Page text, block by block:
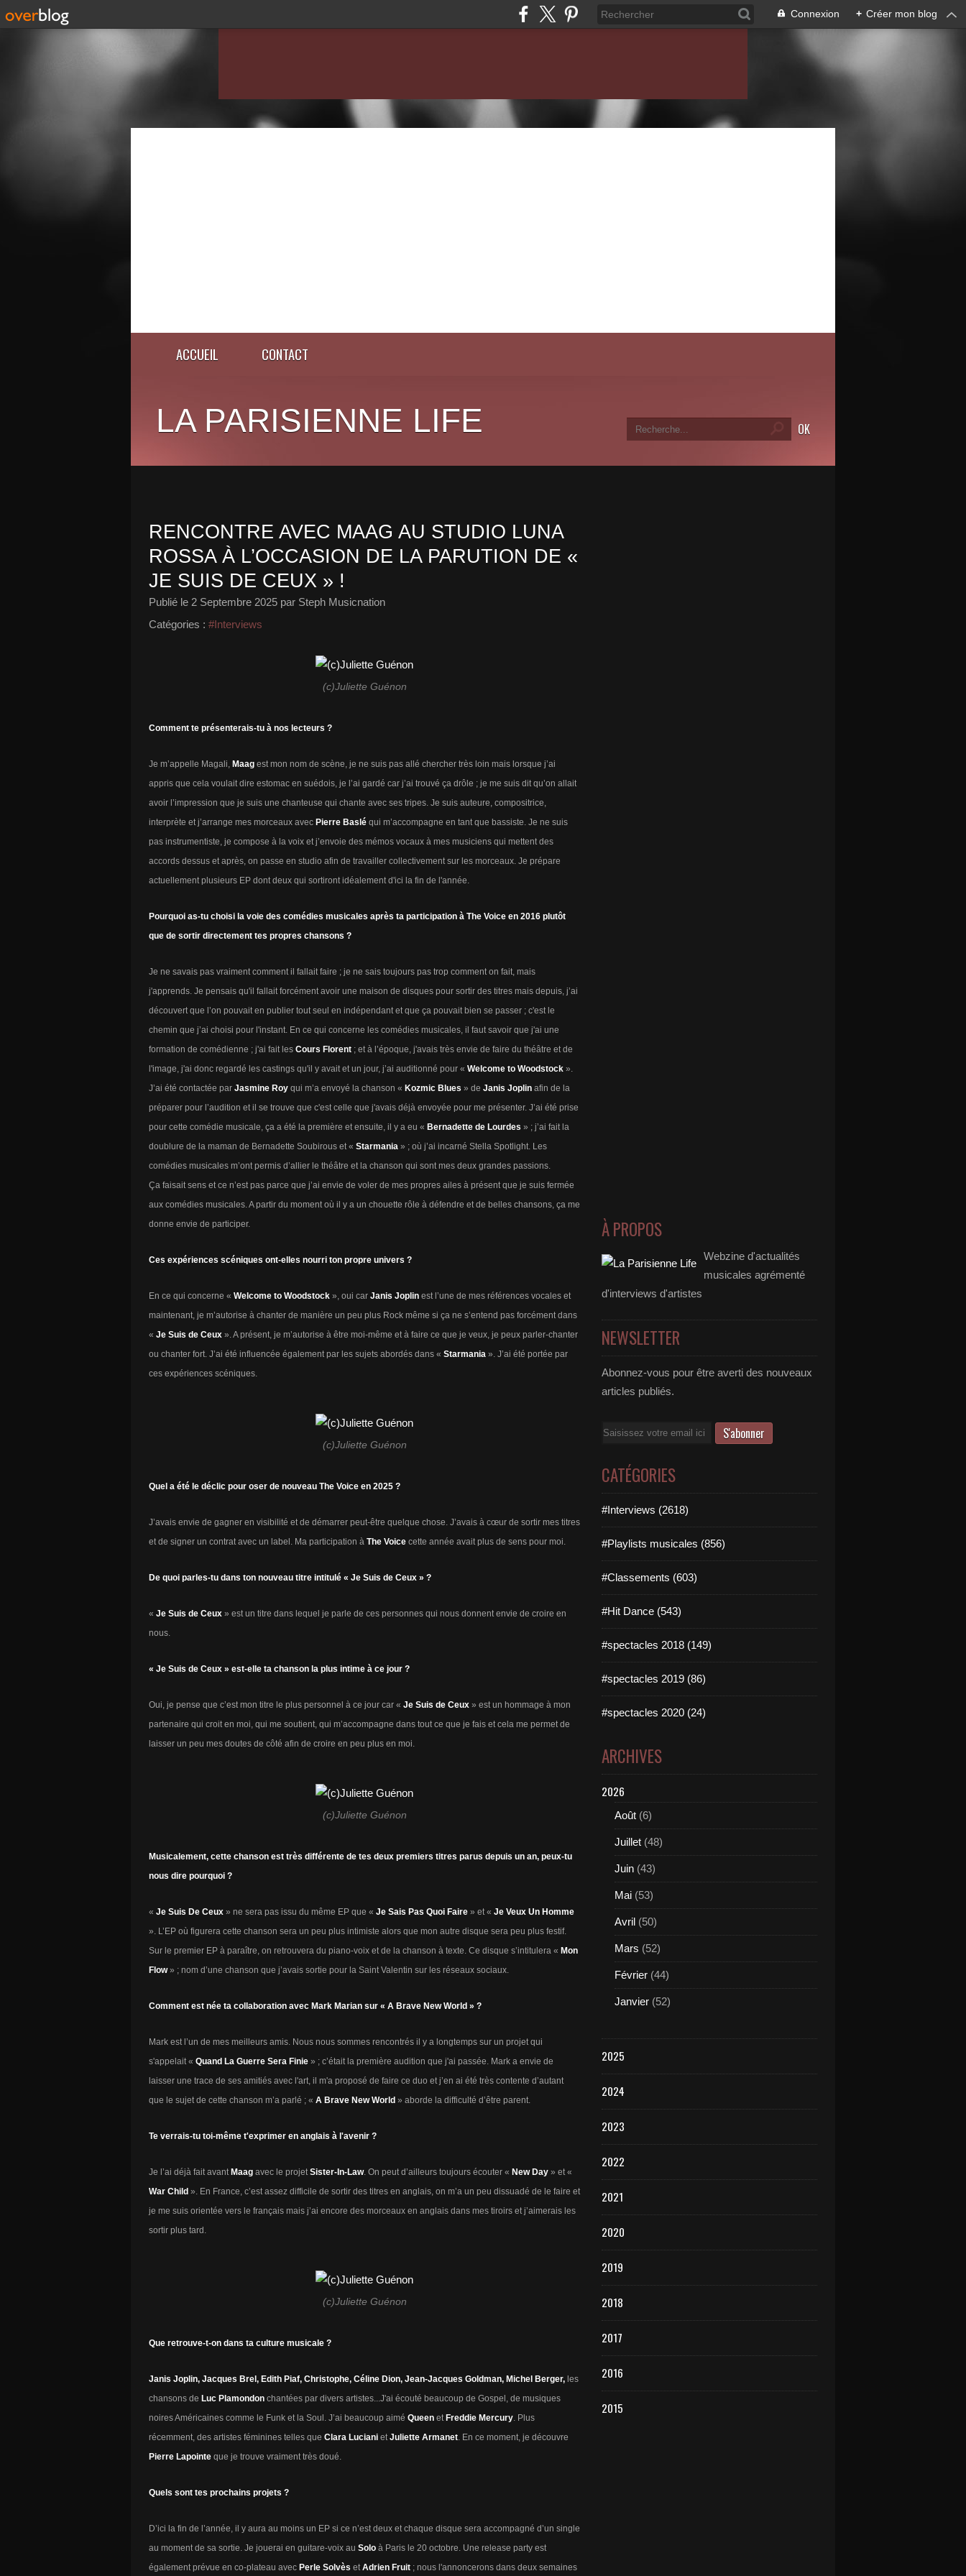
Connexion + Créer mon blog
ACCUEIL CONTACT
LA PARISIENNE LIFE
RENCONTRE AVEC MAAG AU STUDIO LUNA
ROSSA À L’OCCASION DE LA PARUTION DE «
JE SUIS DE CEUX » !
Publié le 2 Septembre 2025 par Steph Musicnation
Catégories : #Interviews
(c)Juliette Guénon
Comment te présenterais-tu à nos lecteurs ?
Je m’appelle Magali, Maag est mon nom de scène, je ne suis pas allé chercher très loin mais lorsque j’ai
appris que cela voulait dire estomac en suédois, je l’ai gardé car j’ai trouvé ça drôle ; je me suis dit qu’on allait
avoir l’impression que je suis une chanteuse qui chante avec ses tripes. Je suis auteure, compositrice,
interprète et j’arrange mes morceaux avec Pierre Baslé qui m’accompagne en tant que bassiste. Je ne suis
pas instrumentiste, je compose à la voix et j’envoie des mémos vocaux à mes musiciens qui mettent des
accords dessus et après, on passe en studio afin de travailler collectivement sur les morceaux. Je prépare
actuellement plusieurs EP dont deux qui sortiront idéalement d'ici la fin de l'année.
Pourquoi as-tu choisi la voie des comédies musicales après ta participation à The Voice en 2016 plutôt
que de sortir directement tes propres chansons ?
Je ne savais pas vraiment comment il fallait faire ; je ne sais toujours pas trop comment on fait, mais
j'apprends. Je pensais qu'il fallait forcément avoir une maison de disques pour sortir des titres mais depuis, j’ai
découvert que l’on pouvait en publier tout seul en indépendant et que ça pouvait bien se passer ; c'est le
chemin que j’ai choisi pour l'instant. En ce qui concerne les comédies musicales, il faut savoir que j'ai une
formation de comédienne ; j'ai fait les Cours Florent ; et à l’époque, j'avais très envie de faire du théâtre et de
l'image, j'ai donc regardé les castings qu'il y avait et un jour, j’ai auditionné pour « Welcome to Woodstock ».
J’ai été contactée par Jasmine Roy qui m’a envoyé la chanson « Kozmic Blues » de Janis Joplin afin de la
préparer pour l’audition et il se trouve que c'est celle que j'avais déjà envoyée pour me présenter. J’ai été prise
pour cette comédie musicale, ça a été la première et ensuite, il y a eu « Bernadette de Lourdes » ; j’ai fait la
doublure de la maman de Bernadette Soubirous et « Starmania » ; où j’ai incarné Stella Spotlight. Les
comédies musicales m’ont permis d’allier le théâtre et la chanson qui sont mes deux grandes passions.
Ça faisait sens et ce n’est pas parce que j’ai envie de voler de mes propres ailes à présent que je suis fermée
aux comédies musicales. A partir du moment où il y a un chouette rôle à défendre et de belles chansons, ça me
donne envie de participer.
Ces expériences scéniques ont-elles nourri ton propre univers ?
En ce qui concerne « Welcome to Woodstock », oui car Janis Joplin est l’une de mes références vocales et
maintenant, je m’autorise à chanter de manière un peu plus Rock même si ça ne s’entend pas forcément dans
« Je Suis de Ceux ». A présent, je m’autorise à être moi-même et à faire ce que je veux, je peux parler-chanter
ou chanter fort. J’ai été influencée également par les sujets abordés dans « Starmania ». J’ai été portée par
ces expériences scéniques.
(c)Juliette Guénon
Quel a été le déclic pour oser de nouveau The Voice en 2025 ?
J’avais envie de gagner en visibilité et de démarrer peut-être quelque chose. J’avais à cœur de sortir mes titres
et de signer un contrat avec un label. Ma participation à The Voice cette année avait plus de sens pour moi.
De quoi parles-tu dans ton nouveau titre intitulé « Je Suis de Ceux » ?
« Je Suis de Ceux » est un titre dans lequel je parle de ces personnes qui nous donnent envie de croire en
nous.
« Je Suis de Ceux » est-elle ta chanson la plus intime à ce jour ?
Oui, je pense que c’est mon titre le plus personnel à ce jour car « Je Suis de Ceux » est un hommage à mon
partenaire qui croit en moi, qui me soutient, qui m’accompagne dans tout ce que je fais et cela me permet de
laisser un peu mes doutes de côté afin de croire en peu plus en moi.
(c)Juliette Guénon
Musicalement, cette chanson est très différente de tes deux premiers titres parus depuis un an, peux-tu
nous dire pourquoi ?
« Je Suis De Ceux » ne sera pas issu du même EP que « Je Sais Pas Quoi Faire » et « Je Veux Un Homme
». L’EP où figurera cette chanson sera un peu plus intimiste alors que mon autre disque sera peu plus festif.
Sur le premier EP à paraître, on retrouvera du piano-voix et de la chanson à texte. Ce disque s’intitulera « Mon
Flow» ; nom d’une chanson que j’avais sortie pour la Saint Valentin sur les réseaux sociaux.
Comment est née ta collaboration avec Mark Marian sur « A Brave New World » ?
Mark est l’un de mes meilleurs amis. Nous nous sommes rencontrés il y a longtemps sur un projet qui
s'appelait « Quand La Guerre Sera Finie » ; c’était la première audition que j'ai passée. Mark a envie de
laisser une trace de ses amitiés avec l'art, il m'a proposé de faire ce duo et j’en ai été très contente d’autant
que le sujet de cette chanson m’a parlé ; « A Brave New World » aborde la difficulté d’être parent.
Te verrais-tu toi-même t'exprimer en anglais à l'avenir ?
Je l’ai déjà fait avant Maag avec le projetSister-In-Law. On peut d’ailleurs toujours écouter « New Day » et «
War Child ». En France, c’est assez difficile de sortir des titres en anglais, on m’a un peu dissuadé de le faire et
je me suis orientée vers le français mais j’ai encore des morceaux en anglais dans mes tiroirs et j’aimerais les
sortir plus tard.
(c)Juliette Guénon
Que retrouve-t-on dans ta culture musicale ?
Janis Joplin, Jacques Brel, Edith Piaf, Christophe, Céline Dion, Jean-Jacques Goldman, Michel Berger, les
chansons de Luc Plamondon chantées par divers artistes...J'ai écouté beaucoup de Gospel, de musiques
noires Américaines comme le Funk et la Soul. J’ai beaucoup aimé Queen et Freddie Mercury. Plus
récemment, des artistes féminines telles que Clara Luciani etJuliette Armanet. En ce moment, je découvre
Pierre Lapointe que je trouve vraiment très doué.
Quels sont tes prochains projets ?
D’ici la fin de l’année, il y aura au moins un EP si ce n’est deux et chaque disque sera accompagné d’un single
au moment de sa sortie. Je jouerai en guitare-voix au Solo à Paris le 20 octobre. Une release party est
également prévue en co-plateau avec Perle Solvès etAdrien Fruit ; nous l'annoncerons dans deux semaines
À PROPOS
Webzine d'actualités
musicales agrémenté
d'interviews d'artistes
NEWSLETTER
Abonnez-vous pour être averti des nouveaux
articles publiés.
Email
CATÉGORIES
#Interviews (2618)
#Playlists musicales (856)
#Classements (603)
#Hit Dance (543)
#spectacles 2018 (149)
#spectacles 2019 (86)
#spectacles 2020 (24)
ARCHIVES
2026
Août (6)
Juillet (48)
Juin (43)
Mai (53)
Avril (50)
Mars (52)
Février (44)
Janvier (52)
2025
2024
2023
2022
2021
2020
2019
2018
2017
2016
2015